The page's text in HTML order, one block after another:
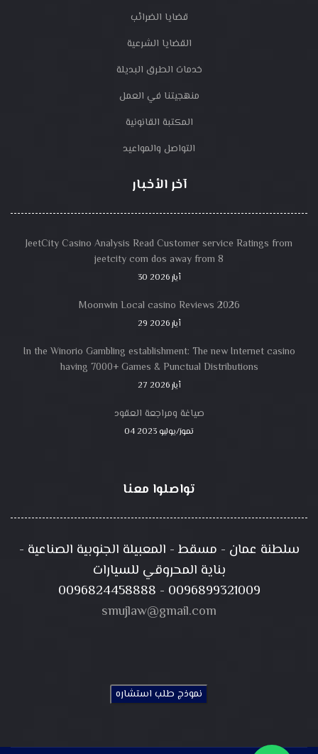
قضايا الضرائب
القضايا الشرعية
خدمات الطرق البديلة
منهجيتنا في العمل
المكتبة القانونية
التواصل والمواعيد
آخر الأخبار
JeetCity Casino Analysis Read Customer service Ratings from
jeetcity com dos away from 8
30 أيار 2026
Moonwin Local casino Reviews 2026
29 أيار 2026
In the Winorio Gambling establishment: The new Internet casino
having 7000+ Games & Punctual Distributions
27 أيار 2026
صياغة ومراجعة العقود
04 تموز/يوليو 2023
تواصلوا معنا
سلطنة عمان - مسقط - المعبيلة الجنوبية الصناعية -
بناية المحروقي للسيارات
0096824458888 - 0096899321009
smujlaw@gmail.com